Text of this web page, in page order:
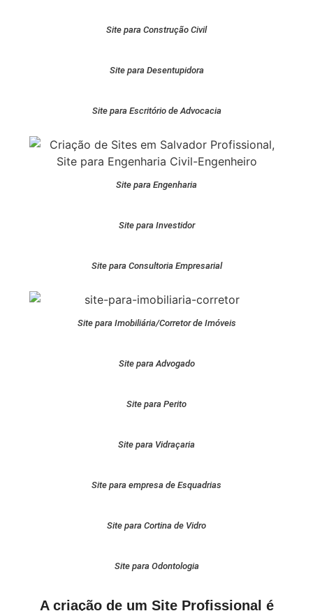
Site para Construção Civil
Site para Desentupidora
Site para Escritório de Advocacia
Site para Engenharia
Site para Investidor
Site para Consultoria Empresarial
Site para Imobiliária/Corretor de Imóveis
Site para Advogado
Site para Perito
Site para Vidraçaria
Site para empresa de Esquadrias
Site para Cortina de Vidro
Site para Odontologia
A criação de um Site Profissional é